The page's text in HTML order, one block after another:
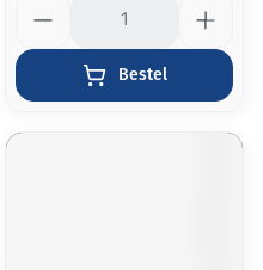
Bestel